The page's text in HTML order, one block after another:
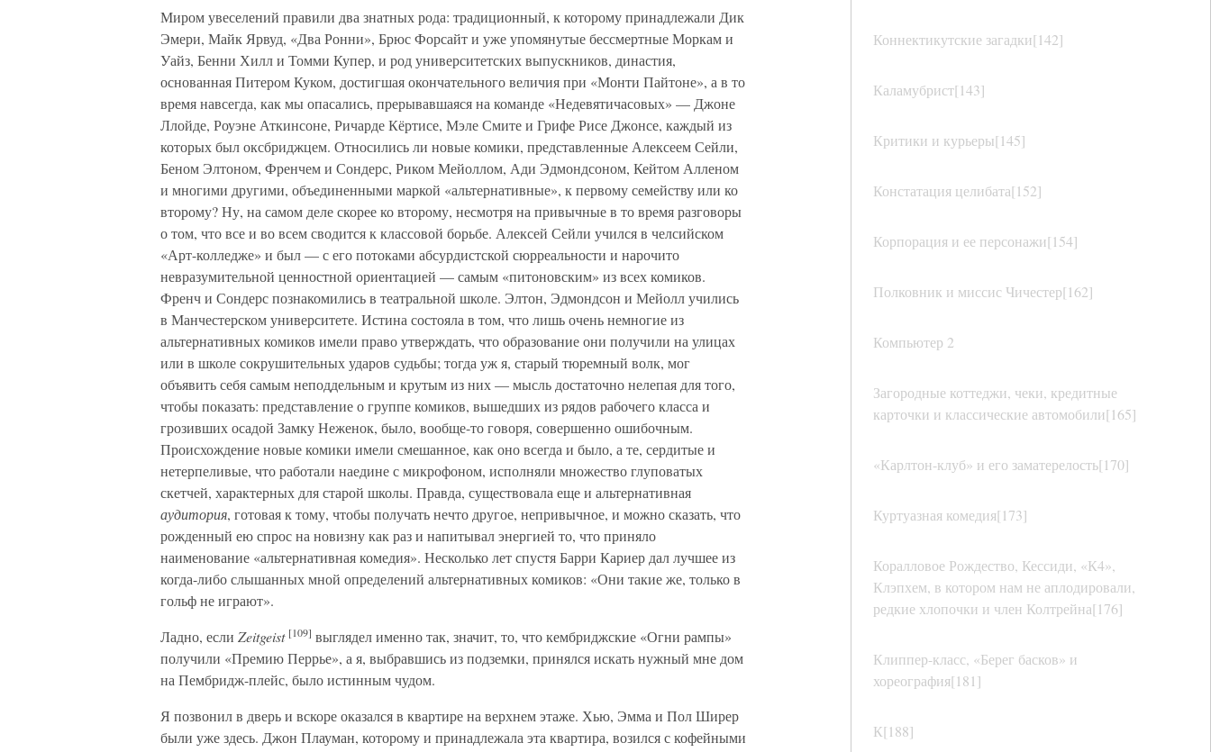
Коннектикутские загадки[142]
Каламубрист[143]
Критики и курьеры[145]
Констатация целибата[152]
Корпорация и ее персонажи[154]
Полковник и миссис Чичестер[162]
Компьютер 2
Загородные коттеджи, чеки, кредитные
карточки и классические автомобили[165]
«Карлтон-клуб» и его заматерелость[170]
Куртуазная комедия[173]
Коралловое Рождество, Кессиди, «К4»,
Клэпхем, в котором нам не аплодировали,
редкие хлопочки и член Колтрейна[176]
Клиппер-класс, «Берег басков» и
хореография[181]
К[188]
Миром увеселений правили два знатных рода: традиционный, к которому принадлежали Дик
Эмери, Майк Ярвуд, «Два Ронни», Брюс Форсайт и уже упомянутые бессмертные Моркам и
Уайз, Бенни Хилл и Томми Купер, и род университетских выпускников, династия,
основанная Питером Куком, достигшая окончательного величия при «Монти Пайтоне», а в то
время навсегда, как мы опасались, прерывавшаяся на команде «Недевятичасовых» — Джоне
Ллойде, Роуэне Аткинсоне, Ричарде Кёртисе, Мэле Смите и Грифе Рисе Джонсе, каждый из
которых был оксбриджцем. Относились ли новые комики, представленные Алексеем Сейли,
Беном Элтоном, Френчем и Сондерс, Риком Мейоллом, Ади Эдмондсоном, Кейтом Алленом
и многими другими, объединенными маркой «альтернативные», к первому семейству или ко
второму? Ну, на самом деле скорее ко второму, несмотря на привычные в то время разговоры
о том, что все и во всем сводится к классовой борьбе. Алексей Сейли учился в челсийском
«Арт-колледже» и был — с его потоками абсурдистской сюрреальности и нарочито
невразумительной ценностной ориентацией — самым «питоновским» из всех комиков.
Френч и Сондерс познакомились в театральной школе. Элтон, Эдмондсон и Мейолл учились
в Манчестерском университете. Истина состояла в том, что лишь очень немногие из
альтернативных комиков имели право утверждать, что образование они получили на улицах
или в школе сокрушительных ударов судьбы; тогда уж я, старый тюремный волк, мог
объявить себя самым неподдельным и крутым из них — мысль достаточно нелепая для того,
чтобы показать: представление о группе комиков, вышедших из рядов рабочего класса и
грозивших осадой Замку Неженок, было, вообще-то говоря, совершенно ошибочным.
Происхождение новые комики имели смешанное, как оно всегда и было, а те, сердитые и
нетерпеливые, что работали наедине с микрофоном, исполняли множество глуповатых
скетчей, характерных для старой школы. Правда, существовала еще и альтернативная
аудитория, готовая к тому, чтобы получать нечто другое, непривычное, и можно сказать, что
рожденный ею спрос на новизну как раз и напитывал энергией то, что приняло
наименование «альтернативная комедия». Несколько лет спустя Барри Кариер дал лучшее из
когда-либо слышанных мной определений альтернативных комиков: «Они такие же, только в
гольф не играют».
Ладно, если Zeitgeist [109] выглядел именно так, значит, то, что кембриджские «Огни рампы»
получили «Премию Перрье», а я, выбравшись из подземки, принялся искать нужный мне дом
на Пембридж-плейс, было истинным чудом.
Я позвонил в дверь и вскоре оказался в квартире на верхнем этаже. Хью, Эмма и Пол Ширер
были уже здесь. Джон Плауман, которому и принадлежала эта квартира, возился с кофейными